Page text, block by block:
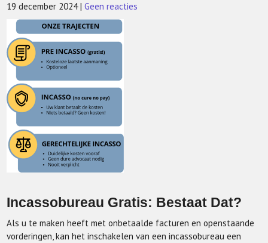
19 december 2024 |Geen reacties
Incassobureau Gratis: Bestaat Dat?
Als u te maken heeft met onbetaalde facturen en openstaande
vorderingen, kan het inschakelen van een incassobureau een